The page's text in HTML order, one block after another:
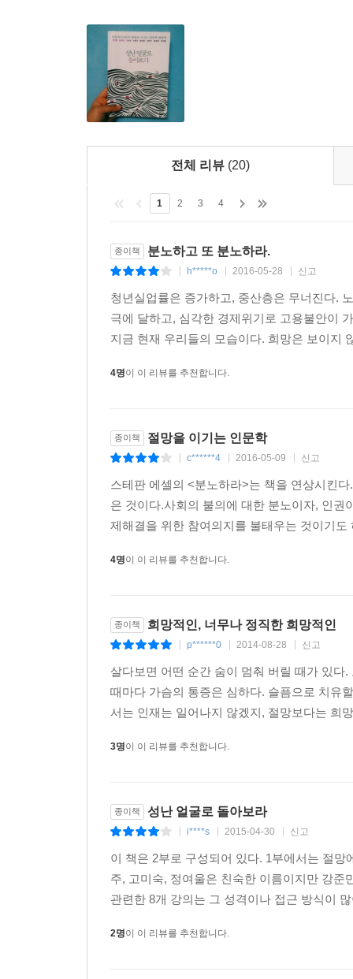
노명우, 〈그래도 인간으로 살아가고자 한다〉
현재 우리가 살고 있는 시기에서는 과거의 상승
재보다 더 좋아지라는 믿음을 상승기 이후의 시
앞으로 나아가게 하는 힘, 중단해서는 안 되는 힘
아가게 하는 힘은커녕 우리를 주저앉게 만드는 힘
저를 포함하여 상승기가 종말을 고한 지금, 한국에
전체 리뷰 (20)
1 2 3 4
종이책 분노하고 또 분노하라.
h*****o 2016-05-28 신고
청년실업률은 증가하고, 중산층은 무너진다.
극에 달하고, 심각한 경제위기로 고용불안이
지금 현재 우리들의 모습이다. 희망은 보이지
4명이 이 리뷰를 추천합니다.
종이책 절망을 이기는 인문학
c******4 2016-05-09 신고
스테판 에셀의 <분노하라>는 책을 연상시킨
은 것이다.사회의 불의에 대한 분노이자, 인
제해결을 위한 참여의지를 불태우는 것이기
4명이 이 리뷰를 추천합니다.
종이책 희망적인, 너무나 정직한 희망적인
p******0 2014-08-28 신고
살다보면 어떤 순간 숨이 멈춰 버릴 때가 있
때마다 가슴의 통증은 심하다. 슬픔으로 치유
서는 인재는 일어나지 않겠지, 절망보다는 희
3명이 이 리뷰를 추천합니다.
종이책 성난 얼굴로 돌아보라
i****s 2015-04-30 신고
이 책은 2부로 구성되어 있다. 1부에서는 절
주, 고미숙, 정여울은 친숙한 이름이지만 강준
관련한 8개 강의는 그 성격이나 접근 방식이
2명이 이 리뷰를 추천합니다.